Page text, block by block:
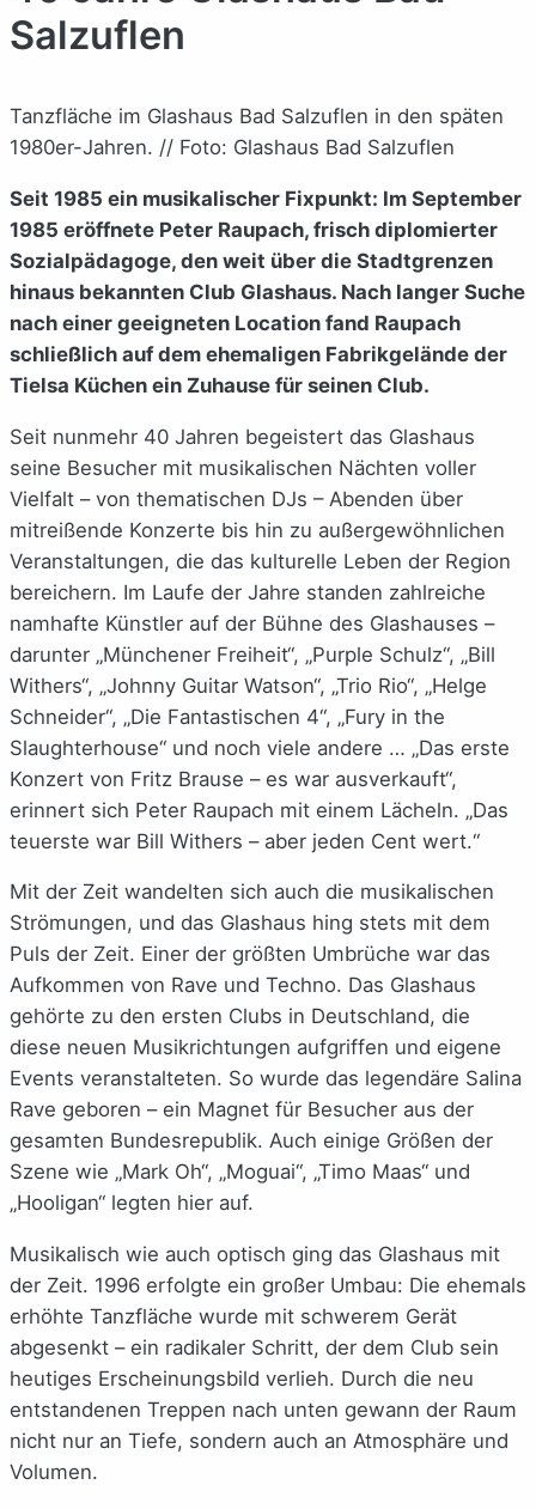
Salzuflen
Tanzfläche im Glashaus Bad Salzuflen in den späten
1980er-Jahren. // Foto: Glashaus Bad Salzuflen
Seit 1985 ein musikalischer Fixpunkt: Im September
1985 eröffnete Peter Raupach, frisch diplomierter
Sozialpädagoge, den weit über die Stadtgrenzen
hinaus bekannten Club Glashaus. Nach langer Suche
nach einer geeigneten Location fand Raupach
schließlich auf dem ehemaligen Fabrikgelände der
Tielsa Küchen ein Zuhause für seinen Club.
Seit nunmehr 40 Jahren begeistert das Glashaus
seine Besucher mit musikalischen Nächten voller
Vielfalt – von thematischen DJs – Abenden über
mitreißende Konzerte bis hin zu außergewöhnlichen
Veranstaltungen, die das kulturelle Leben der Region
bereichern. Im Laufe der Jahre standen zahlreiche
namhafte Künstler auf der Bühne des Glashauses –
darunter „Münchener Freiheit“, „Purple Schulz“, „Bill
Withers“, „Johnny Guitar Watson“, „Trio Rio“, „Helge
Schneider“, „Die Fantastischen 4“, „Fury in the
Slaughterhouse“ und noch viele andere … „Das erste
Konzert von Fritz Brause – es war ausverkauft“,
erinnert sich Peter Raupach mit einem Lächeln. „Das
teuerste war Bill Withers – aber jeden Cent wert.“
Mit der Zeit wandelten sich auch die musikalischen
Strömungen, und das Glashaus hing stets mit dem
Puls der Zeit. Einer der größten Umbrüche war das
Aufkommen von Rave und Techno. Das Glashaus
gehörte zu den ersten Clubs in Deutschland, die
diese neuen Musikrichtungen aufgriffen und eigene
Events veranstalteten. So wurde das legendäre Salina
Rave geboren – ein Magnet für Besucher aus der
gesamten Bundesrepublik. Auch einige Größen der
Szene wie „Mark Oh“, „Moguai“, „Timo Maas“ und
„Hooligan“ legten hier auf.
Musikalisch wie auch optisch ging das Glashaus mit
der Zeit. 1996 erfolgte ein großer Umbau: Die ehemals
erhöhte Tanzfläche wurde mit schwerem Gerät
abgesenkt – ein radikaler Schritt, der dem Club sein
heutiges Erscheinungsbild verlieh. Durch die neu
entstandenen Treppen nach unten gewann der Raum
nicht nur an Tiefe, sondern auch an Atmosphäre und
Volumen.